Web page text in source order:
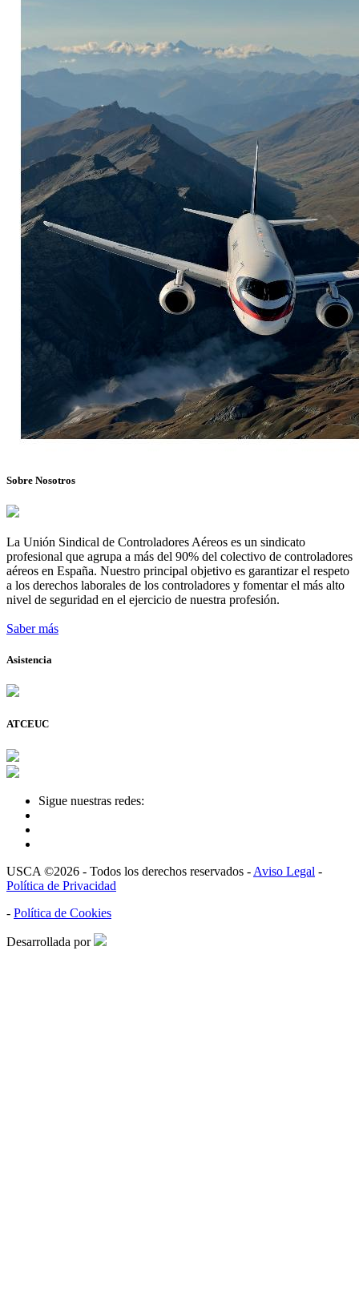
Sobre Nosotros
La Unión Sindical de Controladores Aéreos es un sindicato
profesional que agrupa a más del 90% del colectivo de controladores
aéreos en España. Nuestro principal objetivo es garantizar el respeto
a los derechos laborales de los controladores y fomentar el más alto
nivel de seguridad en el ejercicio de nuestra profesión.
Saber más
Asistencia
ATCEUC
Sigue nuestras redes:
USCA ©2026 - Todos los derechos reservados - Aviso Legal -
Política de Privacidad
- Política de Cookies
Desarrollada por